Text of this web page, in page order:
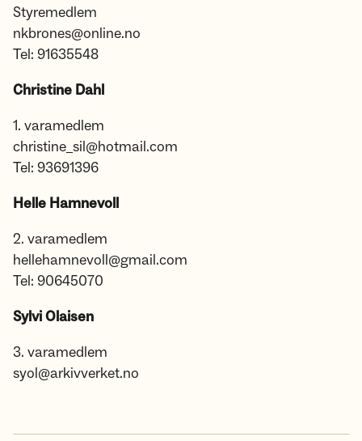
Styremedlem
nkbrones@online.no
Tel: 91635548
Christine Dahl
1. varamedlem
christine_sil@hotmail.com
Tel: 93691396
Helle Hamnevoll
2. varamedlem
hellehamnevoll@gmail.com
Tel: 90645070
Sylvi Olaisen
3. varamedlem
syol@arkivverket.no